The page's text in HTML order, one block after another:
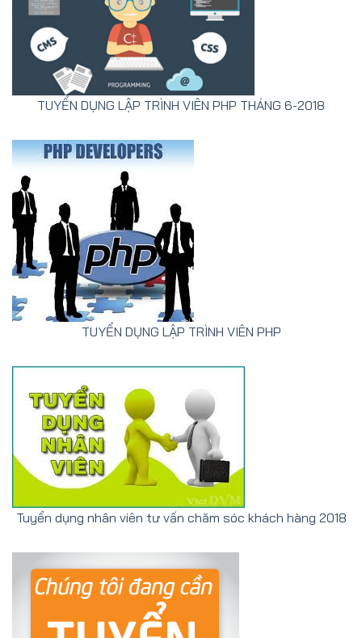
TUYỂN DỤNG LẬP TRÌNH VIÊN PHP THÁNG 6-2018
TUYỂN DỤNG LẬP TRÌNH VIÊN PHP
Tuyển dụng nhân viên tư vấn chăm sóc khách hàng 2018